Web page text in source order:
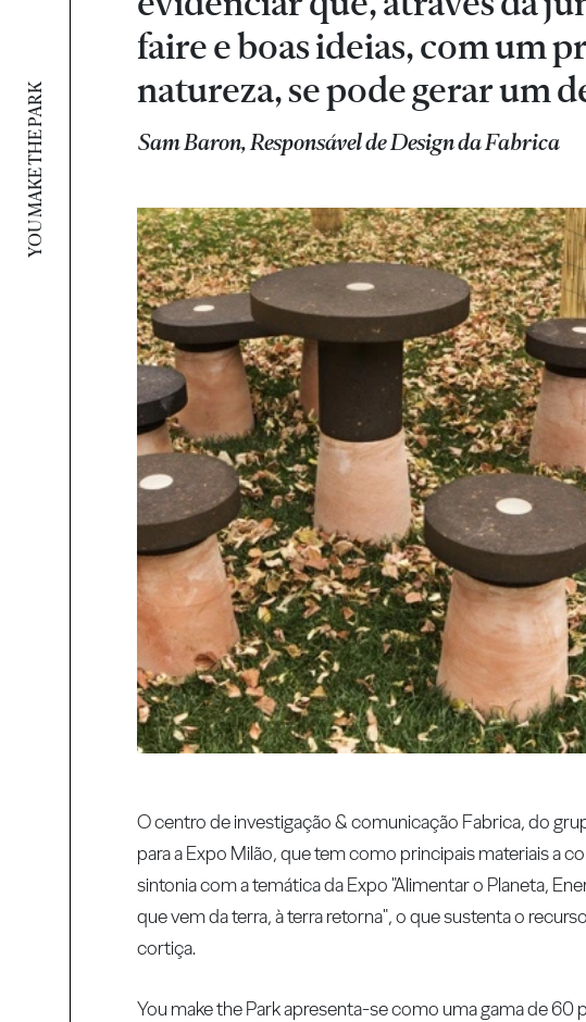
YOU MAKE THE PARK
faire e boas ideias, com um
natureza, se pode gerar um
Sam Baron, Responsável de Design da Fabrica
O centro de investigação & comunicação Fabrica, do
para a Expo Milão, que tem como principais materiais a
sintonia com a temática da Expo "Alimentar o Planeta,
que vem da terra, à terra retorna", o que sustenta o
cortiça.
You make the Park apresenta-se como uma gama de 60